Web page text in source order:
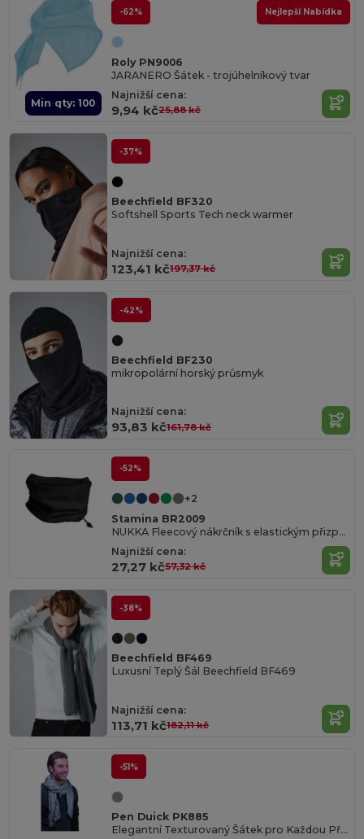
Min qty: 100
-62% Nejlepší Nabídka
Roly PN9006
JARANERO Šátek - trojúhelníkový tvar
Najnižší cena:
9,94 kč25,88 kč
-37%
Beechfield BF320
Softshell Sports Tech neck warmer
Najnižší cena:
123,41 kč197,37 kč
-42%
Beechfield BF230
mikropolární horský průsmyk
Najnižší cena:
93,83 kč161,78 kč
-52%
+2
Stamina BR2009
NUKKA Fleecový nákrčník s elastickým přizpůsobením
Najnižší cena:
27,27 kč57,32 kč
-38%
Beechfield BF469
Luxusní Teplý Šál Beechfield BF469
Najnižší cena:
113,71 kč182,11 kč
-51%
Pen Duick PK885
Elegantní Texturovaný Šátek pro Každou Příležitost